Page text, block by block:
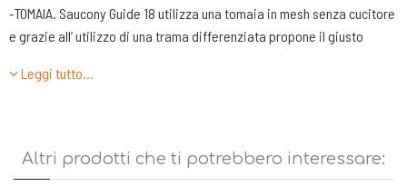
-TOMAIA. Saucony Guide 18 utilizza una tomaia in mesh senza cucitore
e grazie all’ utilizzo di una trama differenziata propone il giusto
realizzata da 7 fori passanti. Utilizzo del sockliner in PWRRUN+ che
Costruzione a calzino raccordata con il fondo della scarpa attraverso
due fettucce elasticizzate.
Leggi tutto…
Altri prodotti che ti potrebbero interessare: